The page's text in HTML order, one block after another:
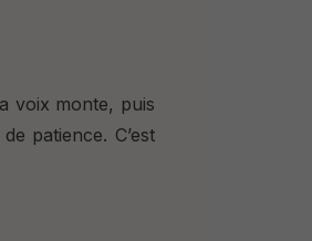
voix monte, puis
patience. C’est